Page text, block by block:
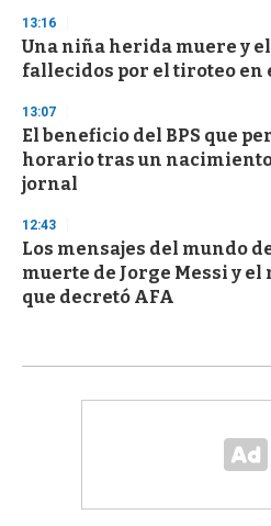
13:16
Una niña herida muere y
fallecidos por el tiroteo en
13:07
El beneficio del BPS que
horario tras un nacimiento
jornal
12:43
Los mensajes del mundo
muerte de Jorge Messi y
que decretó AFA